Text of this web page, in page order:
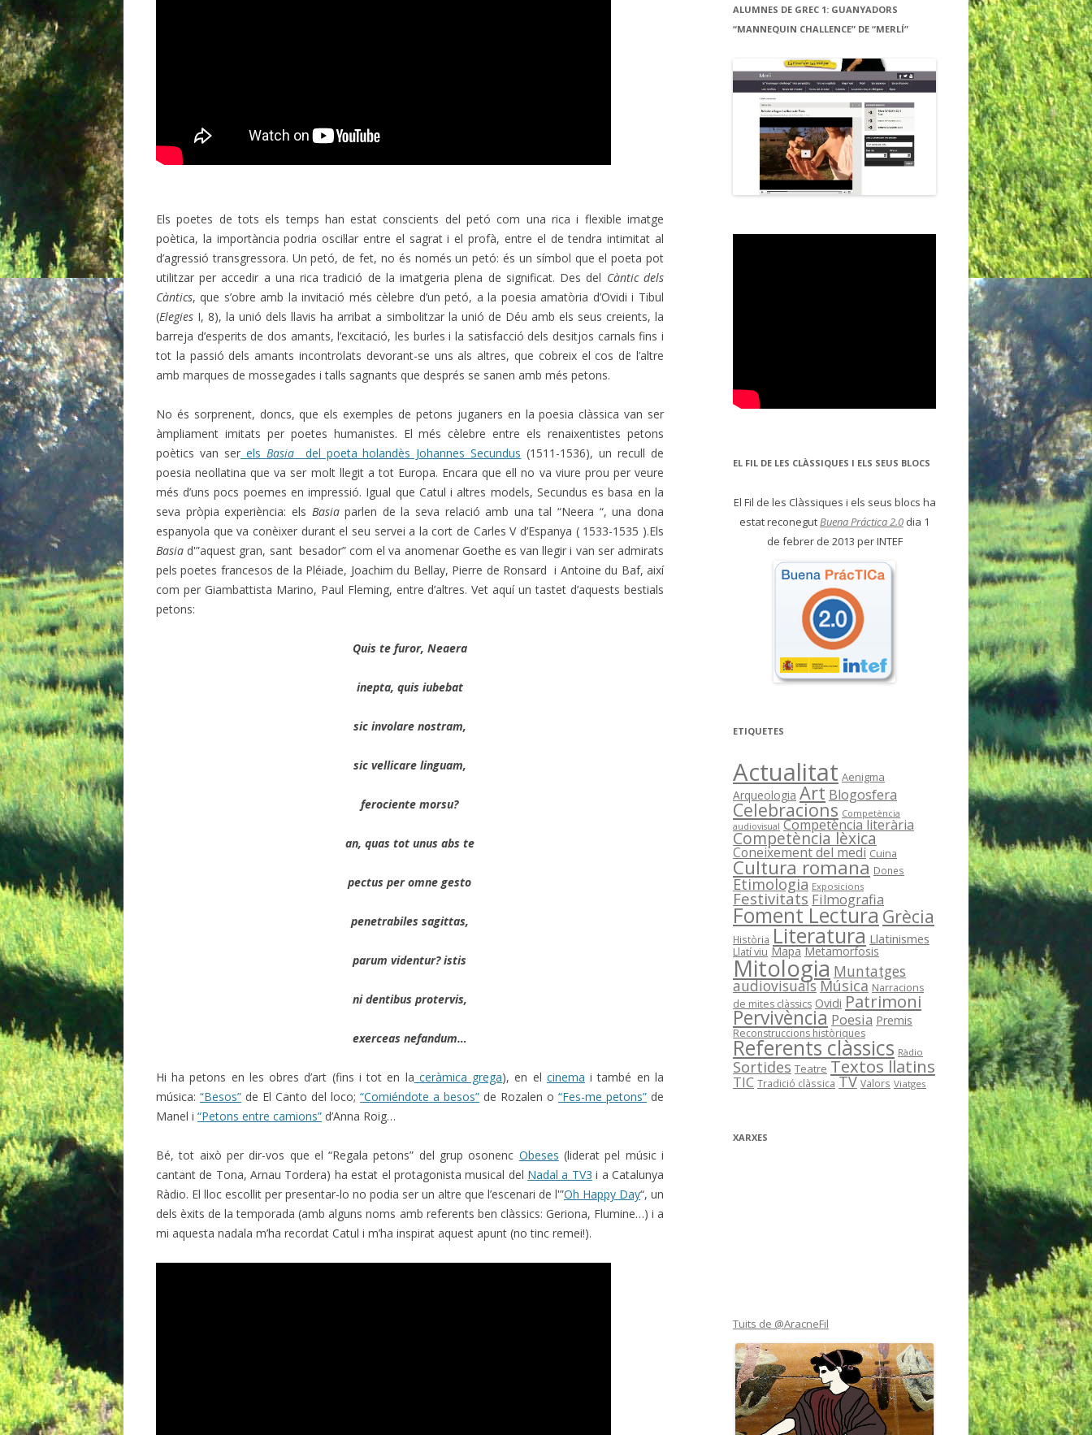
Els poetes de tots els temps han estat conscients del petó com una rica i flexible imatge
poètica, la importància podria oscil·lar entre el sagrat i el profà, entre el de tendra intimitat al
d’agressió transgressora. Un petó, de fet, no és només un petó: és un símbol que el poeta pot
utilitzar per accedir a una rica tradició de la imatgeria plena de significat. Des del Càntic dels
Càntics, que s’obre amb la invitació més cèlebre d’un petó, a la poesia amatòria d’Ovidi i Tibul
(Elegies I, 8), la unió dels llavis ha arribat a simbolitzar la unió de Déu amb els seus creients, la
barreja d’esperits de dos amants, l’excitació, les burles i la satisfacció dels desitjos carnals fins i
tot la passió dels amants incontrolats devorant-se uns als altres, que cobreix el cos de l’altre
amb marques de mossegades i talls sagnants que després se sanen amb més petons.
No és sorprenent, doncs, que els exemples de petons juganers en la poesia clàssica van ser
àmpliament imitats per poetes humanistes. El més cèlebre entre els renaixentistes petons
poètics van serels Basiadel poeta holandès Johannes Secundus (1511-1536), un recull de
poesia neollatina que va ser molt llegit a tot Europa. Encara que ell no va viure prou per veure
més d’uns pocs poemes en impressió. Igual que Catul i altres models, Secundus es basa en la
seva pròpia experiència: els Basiaparlen de la seva relació amb una tal “Neera “, una dona
espanyola que va conèixer durant el seu servei a la cort de Carles V d’Espanya ( 1533-1535 ).Els
Basia d'”aquest gran, sant besador” com el va anomenar Goethe es van llegir i van ser admirats
pels poetes francesos de la Pléiade, Joachim du Bellay, Pierre de Ronsard i Antoine du Baf, així
com per Giambattista Marino, Paul Fleming, entre d’altres. Vet aquí un tastet d’aquests bestials
petons:
Quis te furor, Neaera
inepta, quis iubebat
sic involare nostram,
sic vellicare linguam,
ferociente morsu?
an, quas tot unus abs te
pectus per omne gesto
penetrabiles sagittas,
parum videntur? istis
ni dentibus protervis,
exerceas nefandum…
Hi ha petons en les obres d’art (fins i tot en la ceràmica grega), en el cinema i també en la
música: “Besos” de El Canto del loco; “Comiéndote a besos” de Rozalen o “Fes-me petons” de
Manel i “Petons entre camions” d’Anna Roig…
Bé, tot això per dir-vos que el “Regala petons” del grup osonenc Obeses (liderat pel músic i
cantant de Tona, Arnau Tordera) ha estat el protagonista musical del Nadal a TV3 i a Catalunya
Ràdio. El lloc escollit per presentar-lo no podia ser un altre que l’escenari de l'”Oh Happy Day“, un
dels èxits de la temporada (amb alguns noms amb referents ben clàssics: Geriona, Flumine…) i a
mi aquesta nadala m’ha recordat Catul i m’ha inspirat aquest apunt (no tinc remei!).
ALUMNES DE GREC 1: GUANYADORS
“MANNEQUIN CHALLENCE” DE “MERLÍ”
EL FIL DE LES CLÀSSIQUES I ELS SEUS BLOCS
El Fil de les Clàssiques i els seus blocs ha
estat reconegutBuena Práctica 2.0 dia 1
de febrer de 2013 per INTEF
ETIQUETES
Actualitat Aenigma
Arqueologia Art Blogosfera
Celebracions Competència
audiovisual Competència literària
Competència lèxica
Coneixement del medi Cuina
Cultura romana Dones
Etimologia Exposicions
Festivitats Filmografia
Foment LecturaGrècia
Història Literatura Llatinismes
Llatí viu Mapa Metamorfosis
Mitologia Muntatges
audiovisualsMúsica Narracions
de mites clàssics Ovidi Patrimoni
Pervivència Poesia Premis
Reconstruccions històriques
Referents clàssics Ràdio
Sortides Teatre Textos llatins
TIC Tradició clàssica TV Valors Viatges
XARXES
Tuits de @AracneFil